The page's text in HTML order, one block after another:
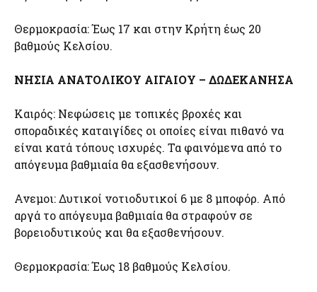
Θερμοκρασία: Έως 17 και στην Κρήτη έως 20
βαθμούς Κελσίου.
ΝΗΣΙΑ ΑΝΑΤΟΛΙΚΟΥ ΑΙΓΑΙΟΥ – ΔΩΔΕΚΑΝΗΣΑ
Καιρός: Νεφώσεις με τοπικές βροχές και
σποραδικές καταιγίδες οι οποίες είναι πιθανό να
είναι κατά τόπους ισχυρές. Τα φαινόμενα από το
απόγευμα βαθμιαία θα εξασθενήσουν.
Ανεμοι: Δυτικοί νοτιοδυτικοί 6 με 8 μποφόρ. Από
αργά το απόγευμα βαθμιαία θα στραφούν σε
βορειοδυτικούς και θα εξασθενήσουν.
Θερμοκρασία: Έως 18 βαθμούς Κελσίου.